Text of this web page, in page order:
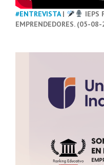
#ENTREVISTA|
IEPS
EMPRENDEDORES. (05-